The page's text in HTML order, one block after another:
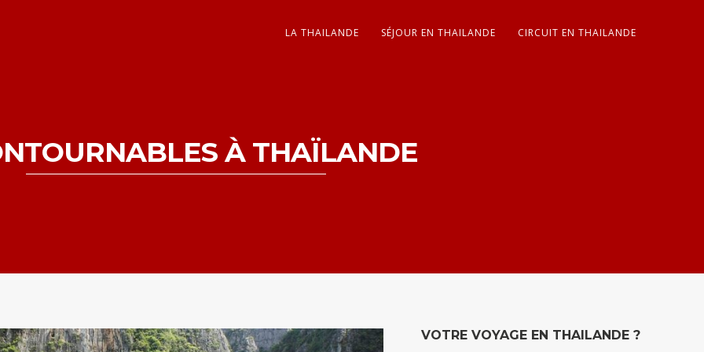
LA THAILANDE SÉJOUR EN THAILANDE CIRCUIT EN THAILANDE
À THAÏLANDE
VOTRE VOYAGE EN THAILANDE ?